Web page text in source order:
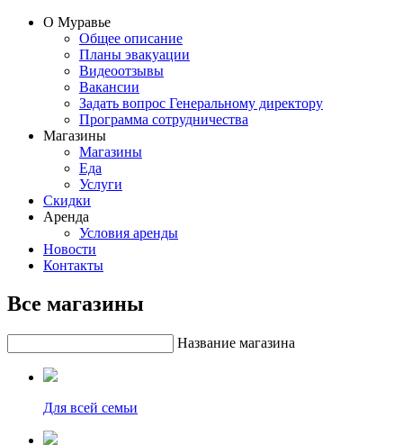
О Муравье
Общее описание
Планы эвакуации
Видеоотзывы
Вакансии
Задать вопрос Генеральному директору
Программа сотрудничества
Магазины
Магазины
Еда
Услуги
Скидки
Аренда
Условия аренды
Новости
Контакты
Все магазины
Название магазина
Для всей семьи